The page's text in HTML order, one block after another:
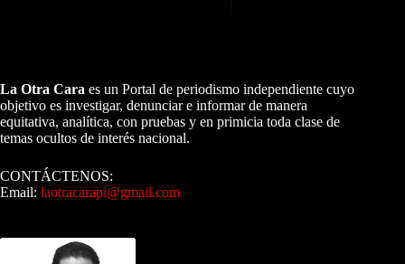
La Otra Cara es un Portal de periodismo independiente cuyo
objetivo es investigar, denunciar e informar de manera
equitativa, analítica, con pruebas y en primicia toda clase de
temas ocultos de interés nacional.
CONTÁCTENOS:
Email: laotracarapi@gmail.com